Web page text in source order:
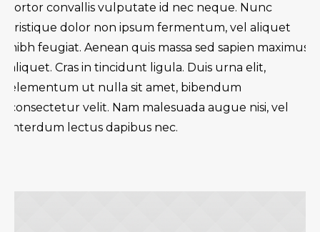
tortor convallis vulputate id nec neque. Nunc
tristique dolor non ipsum fermentum, vel aliquet
nibh feugiat. Aenean quis massa sed sapien maximus
aliquet. Cras in tincidunt ligula. Duis urna elit,
elementum ut nulla sit amet, bibendum
consectetur velit. Nam malesuada augue nisi, vel
interdum lectus dapibus nec.